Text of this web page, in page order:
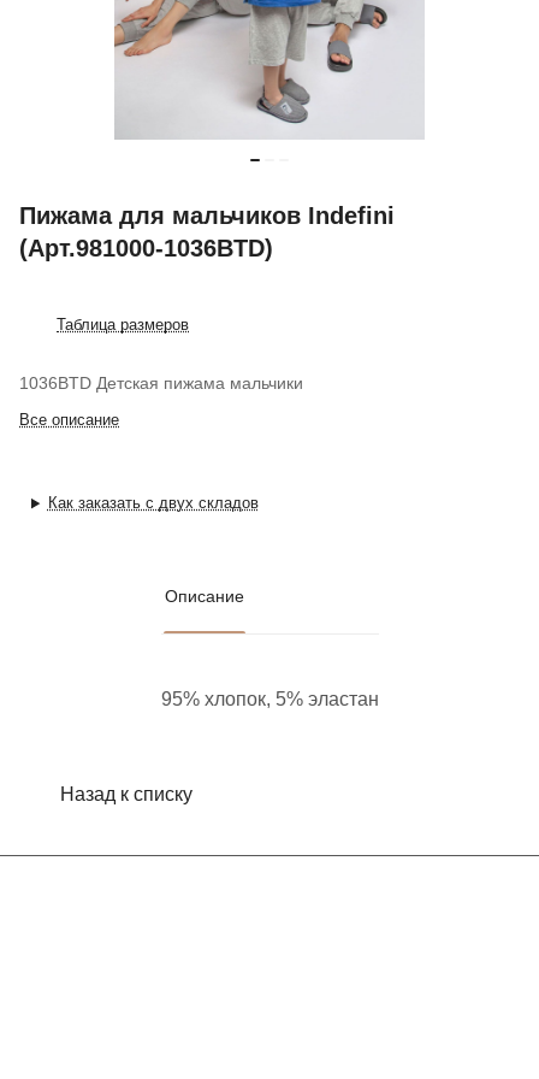
Пижама для мальчиков Indefini
(Арт.981000-1036BTD)
Таблица размеров
1036BTD Детская пижама мальчики
Все описание
Как заказать с двух складов
Описание
95% хлопок, 5% эластан
Назад к списку